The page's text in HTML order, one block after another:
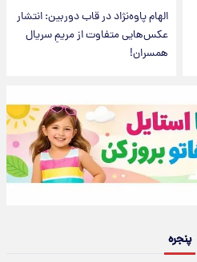
الهام پاوه‌نژاد در قاب دوربین: انتشار
عکس‌هایی متفاوت از مریمِ سریال
همسران!
پنجره